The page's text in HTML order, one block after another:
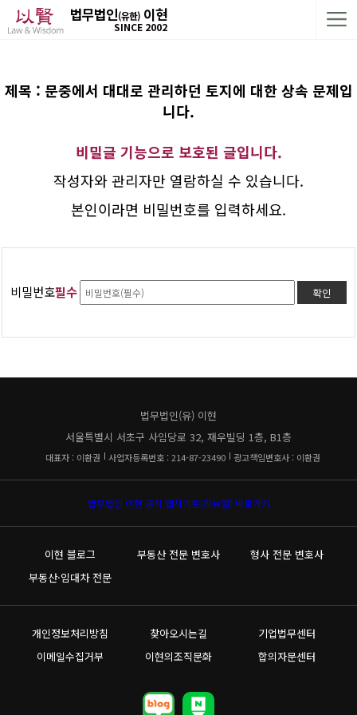
법무법인(유한) 이현
SINCE 2002
제목 : 문중에서 대대로 관리하던 토지에 대한 상속 문제입
니다.
비밀글 기능으로 보호된 글입니다.
작성자와 관리자만 열람하실 수 있습니다.
본인이라면 비밀번호를 입력하세요.
비밀번호필수
법무법인(유) 이현
서울특별시 서초구 사임당로 32, 재우빌딩 1층, B1층
대표자 : 이환권 사업자등록번호 : 214-87-23490 광고책임변호사 : 이환권
법무법인 이현 공식 웹사이트(리뉴얼) 바로가기
이현 블로그 부동산 전문 변호사
형사 전문 변호사
부동산·임대차 전문
개인정보처리방침 찾아오시는길
기업법무센터
이메일수집거부
이현의조직문화 합의자문센터